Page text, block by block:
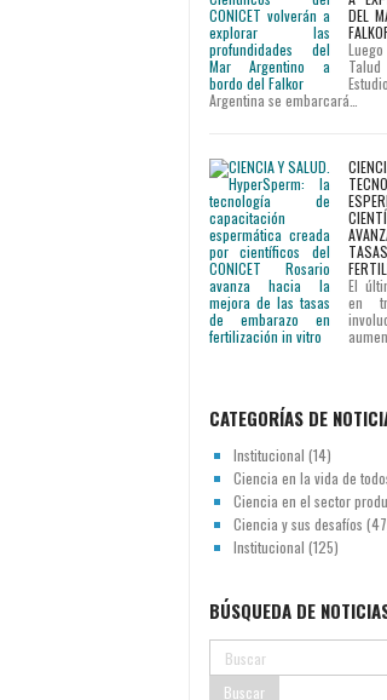
DEL
Argentina se embarcará…
El
en
CATEGORÍAS DE
Institucional (14)
Ciencia en la vida de
Ciencia en el sector
Ciencia y sus desafíos
Institucional (125)
BÚSQUEDA DE